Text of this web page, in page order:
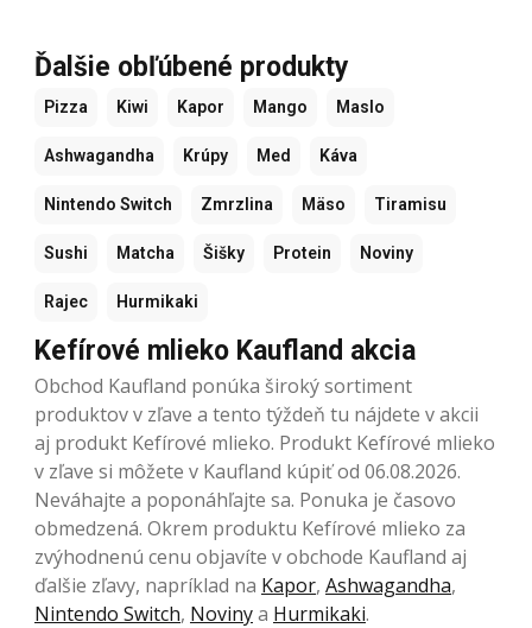
Ďalšie obľúbené produkty
Pizza Kiwi Kapor Mango Maslo
Ashwagandha Krúpy Med Káva
Nintendo Switch Zmrzlina Mäso Tiramisu
Sushi Matcha Šišky Protein Noviny
Rajec Hurmikaki
Kefírové mlieko Kaufland akcia
Obchod Kaufland ponúka široký sortiment
produktov v zľave a tento týždeň tu nájdete v akcii
aj produkt Kefírové mlieko. Produkt Kefírové mlieko
v zľave si môžete v Kaufland kúpiť od 06.08.2026.
Neváhajte a poponáhľajte sa. Ponuka je časovo
obmedzená. Okrem produktu Kefírové mlieko za
zvýhodnenú cenu objavíte v obchode Kaufland aj
ďalšie zľavy, napríklad na Kapor, Ashwagandha,
Nintendo Switch, Novinya Hurmikaki.